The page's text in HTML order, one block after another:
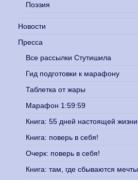
Поэзия
Новости
Пресса
Все рассылки Стутишила
Гид подготовки к марафону
Таблетка от жары
Марафон 1:59:59
Книга: 55 дней настоящей жизни
Книга: поверь в себя!
Очерк: поверь в себя!
Книга: там, где сбываются мечты